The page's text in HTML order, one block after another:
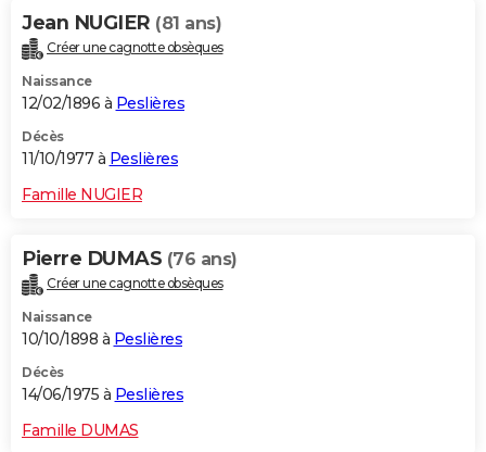
Jean NUGIER (81 ans)
Créer une cagnotte obsèques
Naissance
12/02/1896 à Peslières
Décès
11/10/1977 à Peslières
Famille NUGIER
Pierre DUMAS (76 ans)
Créer une cagnotte obsèques
Naissance
10/10/1898 à Peslières
Décès
14/06/1975 à Peslières
Famille DUMAS